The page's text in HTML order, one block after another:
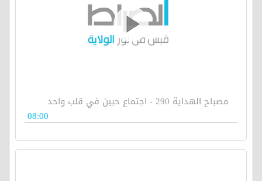
مصباح الهداية 290 - اجتماع حبين في قلب واحد
08:00